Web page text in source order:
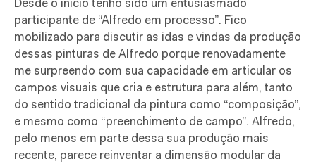
Desde o início tenho sido um entusiasmado
participante de “Alfredo em processo”. Fico
mobilizado para discutir as idas e vindas da produção
dessas pinturas de Alfredo porque renovadamente
me surpreendo com sua capacidade em articular os
campos visuais que cria e estrutura para além, tanto
do sentido tradicional da pintura como “composição”,
e mesmo como “preenchimento de campo”. Alfredo,
pelo menos em parte dessa sua produção mais
recente, parece reinventar a dimensão modular da